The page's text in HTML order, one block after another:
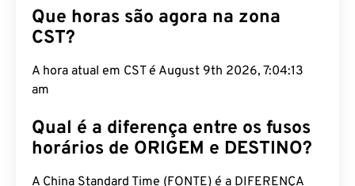
Que horas são agora na zona
CST?
A hora atual em CST é August 9th 2026, 7:04:14
am
Qual é a diferença entre os fusos
horários de ORIGEM e DESTINO?
A China Standard Time (FONTE) é a DIFERENÇA